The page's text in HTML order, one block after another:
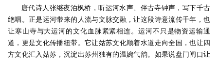
唐代诗人张继夜泊枫桥，听运河水声、伴古寺钟声，写下千古
绝唱。正是运河带来的人流与文脉交融，让这段诗意流传千年，也
让寒山寺与大运河的文化血脉紧紧相连。运河不只是物资运输通
道，更是文化传播纽带。它让姑苏文化顺着水道走向全国，也让四
方文化汇入姑苏，沉淀出苏州独有的温婉气韵。如果说盘门闸口让